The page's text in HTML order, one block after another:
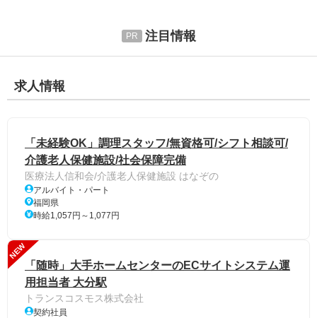
注目情報
求人情報
「未経験OK」調理スタッフ/無資格可/シフト相談可/
介護老人保健施設/社会保障完備
医療法人信和会/介護老人保健施設 はなぞの
アルバイト・パート
福岡県
時給1,057円～1,077円
NEW
「随時」大手ホームセンターのECサイトシステム運
用担当者 大分駅
トランスコスモス株式会社
契約社員